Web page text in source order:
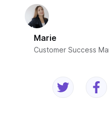
Marie
Customer Success